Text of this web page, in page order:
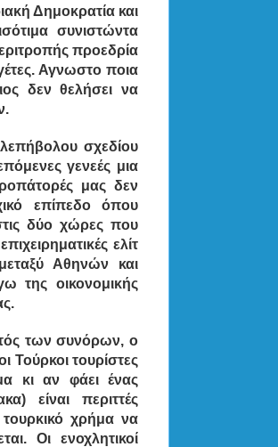
Δημοκρατία και
συνιστώντα
προεδρία
Αγνωστο ποια
δεν θελήσει να
σχεδίου
γενεές μια
μας δεν
επίπεδο όπου
δύο χώρες που
ελίτ
Αθηνών και
της οικονομικής
των συνόρων, ο
Τούρκοι τουρίστες
κι αν φάει ένας
είναι περιττές
χρήμα να
Οι ενοχλητικοί